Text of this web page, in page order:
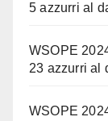
5 azzurri al
WSOPE
23 azzurri al
WSOPE